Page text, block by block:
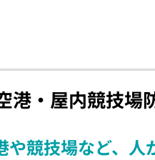
港・屋内競技場
や競技場など、人